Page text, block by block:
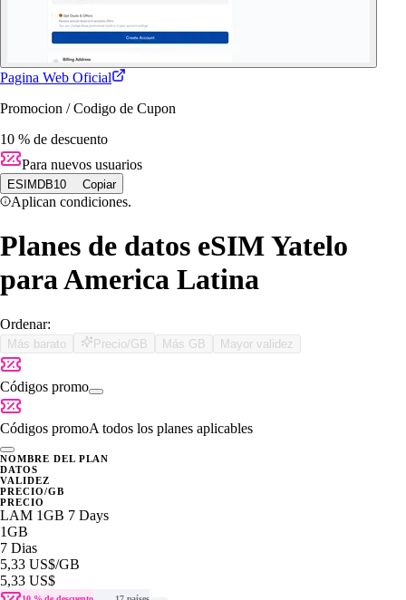
Pagina Web Oficial
Promocion / Codigo de Cupon
10 % de descuento
Para nuevos usuarios
ESIMDB10 Copiar
Aplican condiciones.
Planes de datos eSIM Yatelo
para America Latina
Ordenar:
Más barato Precio/GB Más GB Mayor validez
Códigos promo
Códigos promoA todos los planes aplicables
NOMBRE DEL PLAN
DATOS
VALIDEZ
PRECIO/GB
PRECIO
LAM 1GB 7 Days
1GB
7 Dias
5,33 US$/GB
5,33 US$